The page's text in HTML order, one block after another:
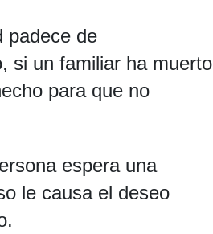
padece de
si un familiar ha muerto
para que no
espera una
le causa el deseo